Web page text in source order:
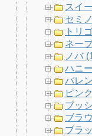
スイ
セミ
トリ
ネー
ノバ
ハニ
バレ
ピン
ブッ
ブラ
ブラ